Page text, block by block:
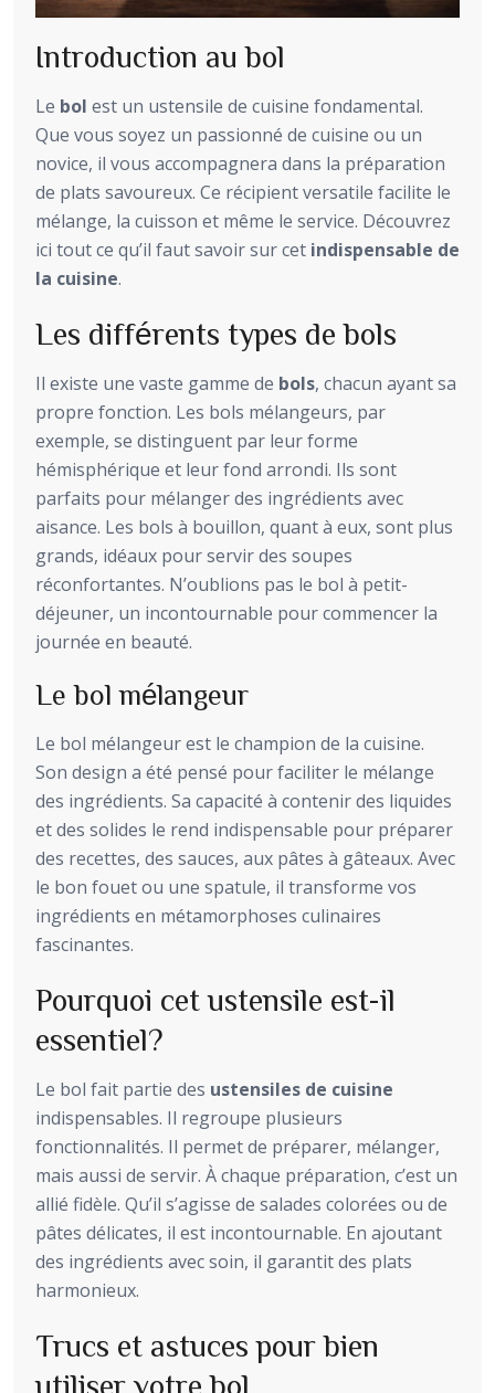
Introduction au bol
Le bol est un ustensile de cuisine fondamental.
Que vous soyez un passionné de cuisine ou un
novice, il vous accompagnera dans la préparation
de plats savoureux. Ce récipient versatile facilite le
mélange, la cuisson et même le service. Découvrez
ici tout ce qu’il faut savoir sur cet indispensable de
la cuisine.
Les différents types de bols
Il existe une vaste gamme de bols, chacun ayant sa
propre fonction. Les bols mélangeurs, par
exemple, se distinguent par leur forme
hémisphérique et leur fond arrondi. Ils sont
parfaits pour mélanger des ingrédients avec
aisance. Les bols à bouillon, quant à eux, sont plus
grands, idéaux pour servir des soupes
réconfortantes. N’oublions pas le bol à petit-
déjeuner, un incontournable pour commencer la
journée en beauté.
Le bol mélangeur
Le bol mélangeur est le champion de la cuisine.
Son design a été pensé pour faciliter le mélange
des ingrédients. Sa capacité à contenir des liquides
et des solides le rend indispensable pour préparer
des recettes, des sauces, aux pâtes à gâteaux. Avec
le bon fouet ou une spatule, il transforme vos
ingrédients en métamorphoses culinaires
fascinantes.
Pourquoi cet ustensile est-il
essentiel?
Le bol fait partie des ustensiles de cuisine
indispensables. Il regroupe plusieurs
fonctionnalités. Il permet de préparer, mélanger,
mais aussi de servir. À chaque préparation, c’est un
allié fidèle. Qu’il s’agisse de salades colorées ou de
pâtes délicates, il est incontournable. En ajoutant
des ingrédients avec soin, il garantit des plats
harmonieux.
Trucs et astuces pour bien
utiliser votre bol